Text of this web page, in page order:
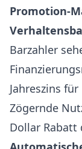
Promotion-
Barzahler
Jahreszins
Zögernde
Dollar Rabatt